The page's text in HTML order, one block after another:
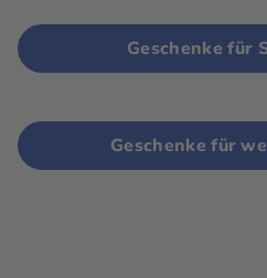
Geschenke für
Geschenke für